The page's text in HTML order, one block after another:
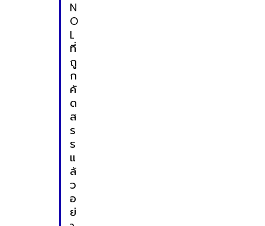
N
O
L
ที่
ถู
ก
คั
ด
ส
ร
ร
แ
ล้
ว
อ
ย่